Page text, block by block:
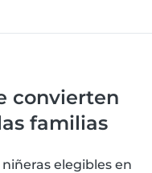
convierten
familias
niñeras elegibles en